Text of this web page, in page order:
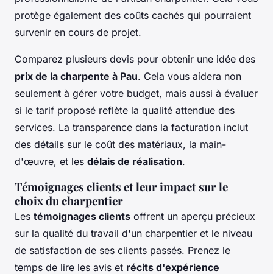
protège également des coûts cachés qui pourraient
survenir en cours de projet.
Comparez plusieurs devis pour obtenir une idée des
prix de la charpente à Pau. Cela vous aidera non
seulement à gérer votre budget, mais aussi à évaluer
si le tarif proposé reflète la qualité attendue des
services. La transparence dans la facturation inclut
des détails sur le coût des matériaux, la main-
d'œuvre, et les délais de réalisation.
Témoignages clients et leur impact sur le
choix du charpentier
Les témoignages clients offrent un aperçu précieux
sur la qualité du travail d'un charpentier et le niveau
de satisfaction de ses clients passés. Prenez le
temps de lire les avis et récits d'expérience